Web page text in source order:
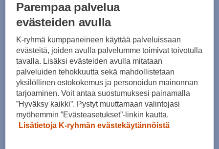
Palus Trousers M
99,90 €
Vaalijoki Pants M
89,90 €
Parempaa palvelua
evästeiden avulla
K-ryhmä kumppaneineen käyttää palveluissaan
evästeitä, joiden avulla palvelumme toimivat toivotulla
tavalla. Lisäksi evästeiden avulla mitataan
palveluiden tehokkuutta sekä mahdollistetaan
yksilöllinen ostokokemus ja personoidun mainonnan
tarjoaminen. Voit antaa suostumuksesi painamalla
”Hyväksy kaikki”. Pystyt muuttamaan valintojasi
myöhemmin ”Evästeasetukset”-linkin kautta.
Lisätietoja K-ryhmän evästekäytännöistä